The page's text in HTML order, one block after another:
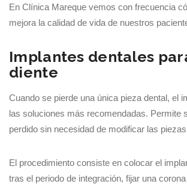
En Clínica Mareque vemos con frecuencia
mejora la calidad de vida de nuestros
Implantes dentales
diente
Cuando se pierde una única pieza dental, el
las soluciones más recomendadas. Permite
perdido sin necesidad de modificar las
El procedimiento consiste en colocar el
tras el periodo de integración, fijar una